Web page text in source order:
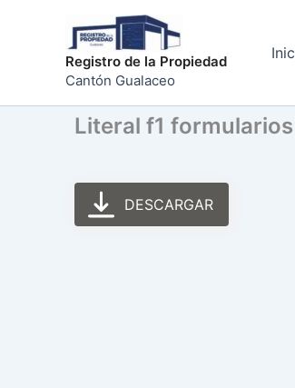
contenidoRegistro de la Propiedad
Cantón Gualaceo
Literal f1
DESCARGAR